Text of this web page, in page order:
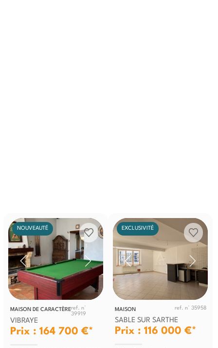
NOUVEAUTÉ
MAISON DE CARACTÈREref. n°
39919
VIBRAYE
Prix : 164 700 €*
EXCLUSIVITÉ
MAISON ref. n° 35958
SABLE SUR SARTHE
Prix : 116 000 €*